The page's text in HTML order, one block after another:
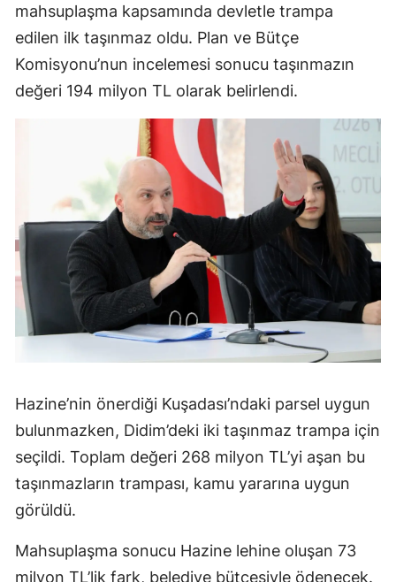
mahsuplaşma kapsamında devletle trampa
edilen ilk taşınmaz oldu. Plan ve Bütçe
Komisyonu’nun incelemesi sonucu taşınmazın
değeri 194 milyon TL olarak belirlendi.
Hazine’nin önerdiği Kuşadası’ndaki parsel uygun
bulunmazken, Didim’deki iki taşınmaz trampa için
seçildi. Toplam değeri 268 milyon TL’yi aşan bu
taşınmazların trampası, kamu yararına uygun
görüldü.
Mahsuplaşma sonucu Hazine lehine oluşan 73
milyon TL’lik fark, belediye bütçesiyle ödenecek.